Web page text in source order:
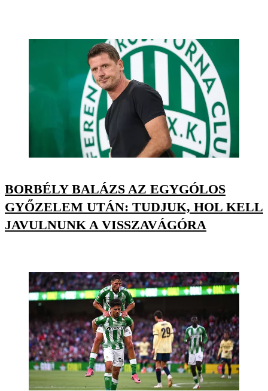
BORBÉLY BALÁZS AZ EGYGÓLOS
GYŐZELEM UTÁN: TUDJUK, HOL KELL
JAVULNUNK A VISSZAVÁGÓRA